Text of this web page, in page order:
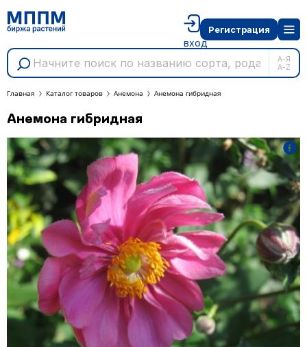
А-Я
A-Z
вход
Регистрация
Главная Каталог товаров Анемона Анемона гибридная
Анемона гибридная